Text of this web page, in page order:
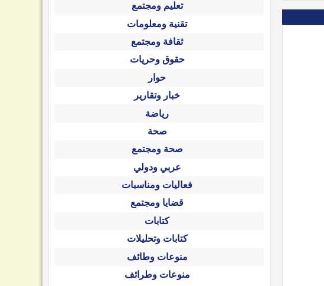
تعليم ومجتمع
تقنية ومعلومات
ثقافة ومجتمع
حقوق وحريات
حوار
خبار وتقارير
رياضة
صحة
صحة ومجتمع
عربي ودولي
فعاليات ومناسبات
قضايا ومجتمع
كتابات
كتابات وتحليلات
منوعات وطائف
منوعات وطرائف